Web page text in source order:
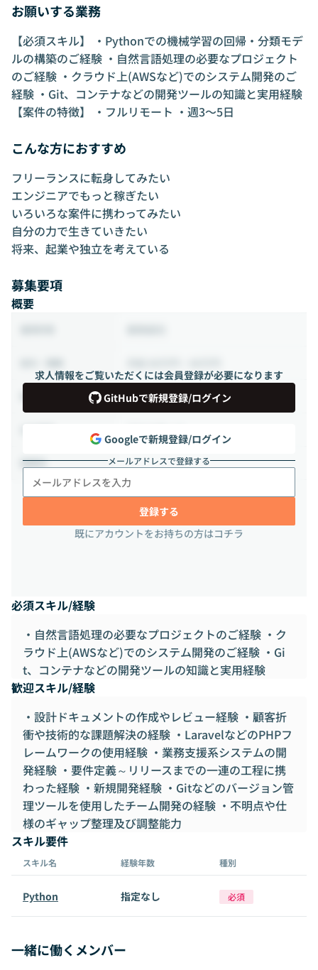
お願いする業務
【必須スキル】 ・Pythonでの機械学習の回帰・分類モデ
ルの構築のご経験 ・自然言語処理の必要なプロジェクト
のご経験 ・クラウド上(AWSなど)でのシステム開発のご
経験 ・Git、コンテナなどの開発ツールの知識と実用経験
【案件の特徴】 ・フルリモート ・週3〜5日
こんな方におすすめ
フリーランスに転身してみたい
エンジニアでもっと稼ぎたい
いろいろな案件に携わってみたい
自分の力で生きていきたい
将来、起業や独立を考えている
募集要項
概要
求人情報をご覧いただくには会員登録が必要になります
GitHubで新規登録/ログイン
Googleで新規登録/ログイン
メールアドレスで登録する
登録する
既にアカウントをお持ちの方はコチラ
140時間 ~ 180時間（週35 ~ 45時間）
勤務地 -
必須スキル/経験
・自然言語処理の必要なプロジェクトのご経験 ・ク
ラウド上(AWSなど)でのシステム開発のご経験 ・Gi
t、コンテナなどの開発ツールの知識と実用経験
歓迎スキル/経験
・設計ドキュメントの作成やレビュー経験 ・顧客折
衝や技術的な課題解決の経験 ・LaravelなどのPHPフ
レームワークの使用経験 ・業務支援系システムの開
発経験 ・要件定義～リリースまでの一連の工程に携
わった経験 ・新規開発経験 ・Gitなどのバージョン管
理ツールを使用したチーム開発の経験 ・不明点や仕
様のギャップ整理及び調整能力
スキル要件
スキル名 経験年数 種別
Python 指定なし 必須
一緒に働くメンバー